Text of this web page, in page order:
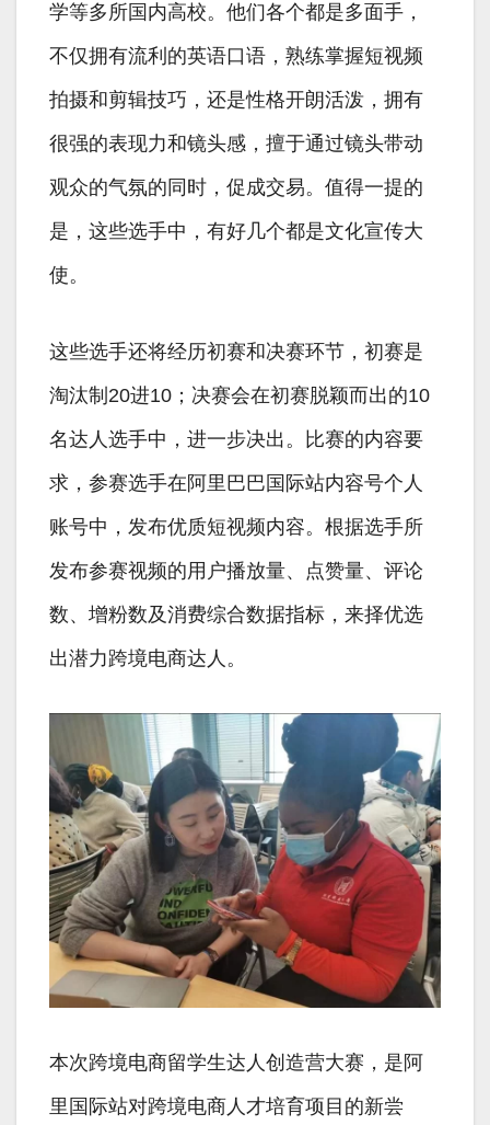
学等多所国内高校。他们各个都是多面手，
不仅拥有流利的英语口语，熟练掌握短视频
拍摄和剪辑技巧，还是性格开朗活泼，拥有
很强的表现力和镜头感，擅于通过镜头带动
观众的气氛的同时，促成交易。值得一提的
是，这些选手中，有好几个都是文化宣传大
使。
这些选手还将经历初赛和决赛环节，初赛是
淘汰制20进10；决赛会在初赛脱颖而出的10
名达人选手中，进一步决出。比赛的内容要
求，参赛选手在阿里巴巴国际站内容号个人
账号中，发布优质短视频内容。根据选手所
发布参赛视频的用户播放量、点赞量、评论
数、增粉数及消费综合数据指标，来择优选
出潜力跨境电商达人。
本次跨境电商留学生达人创造营大赛，是阿
里国际站对跨境电商人才培育项目的新尝